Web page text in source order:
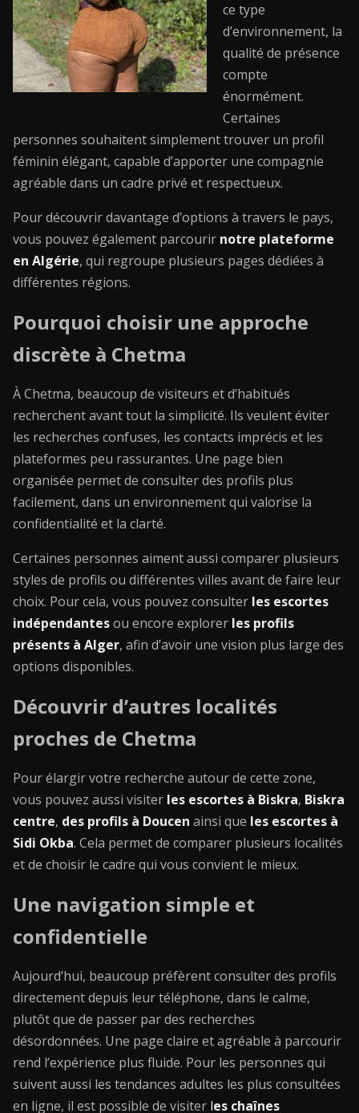
ce type
d’environnement, la
qualité de présence
compte
énormément.
Certaines
personnes souhaitent simplement trouver un profil
féminin élégant, capable d’apporter une compagnie
agréable dans un cadre privé et respectueux.
Pour découvrir davantage d’options à travers le pays,
vous pouvez également parcourir notre plateforme
en Algérie, qui regroupe plusieurs pages dédiées à
différentes régions.
Pourquoi choisir une approche
discrète à Chetma
À Chetma, beaucoup de visiteurs et d’habitués
recherchent avant tout la simplicité. Ils veulent éviter
les recherches confuses, les contacts imprécis et les
plateformes peu rassurantes. Une page bien
organisée permet de consulter des profils plus
facilement, dans un environnement qui valorise la
confidentialité et la clarté.
Certaines personnes aiment aussi comparer plusieurs
styles de profils ou différentes villes avant de faire leur
choix. Pour cela, vous pouvez consulter les escortes
indépendantesou encore explorer les profils
présents à Alger, afin d’avoir une vision plus large des
options disponibles.
Découvrir d’autres localités
proches de Chetma
Pour élargir votre recherche autour de cette zone,
vous pouvez aussi visiter les escortes à Biskra, Biskra
centre, des profils à Doucen ainsi que les escortes à
Sidi Okba. Cela permet de comparer plusieurs localités
et de choisir le cadre qui vous convient le mieux.
Une navigation simple et
confidentielle
Aujourd’hui, beaucoup préfèrent consulter des profils
directement depuis leur téléphone, dans le calme,
plutôt que de passer par des recherches
désordonnées. Une page claire et agréable à parcourir
rend l’expérience plus fluide. Pour les personnes qui
suivent aussi les tendances adultes les plus consultées
en ligne, il est possible de visiter les chaînes